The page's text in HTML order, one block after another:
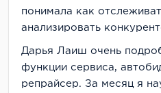
понимала как
анализировать
Дарья Лаиш очень
функции сервиса,
репрайсер. За месяц я